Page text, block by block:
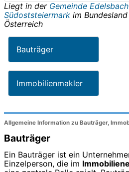
Liegt in der Gemeinde
Südoststeiermark im Bundesland
Österreich
Bauträger
Immobilienmakler
Allgemeine Information zu Bauträger,
Bauträger
Ein Bauträger ist ein
Einzelperson, die im